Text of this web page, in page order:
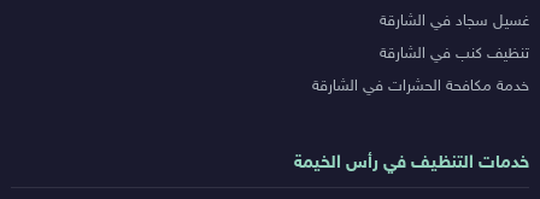
غسيل سجاد في الشارقة
تنظيف كنب في الشارقة
خدمة مكافحة الحشرات في الشارقة
خدمات التنظيف في رأس الخيمة